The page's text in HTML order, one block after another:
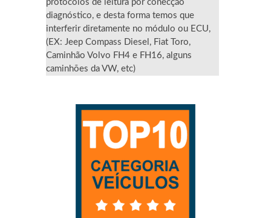
protocolos de leitura por conecção
diagnóstico, e desta forma temos que
interferir diretamente no módulo ou ECU,
(EX: Jeep Compass Diesel, Fiat Toro,
Caminhão Volvo FH4 e FH16, alguns
caminhões da VW, etc)